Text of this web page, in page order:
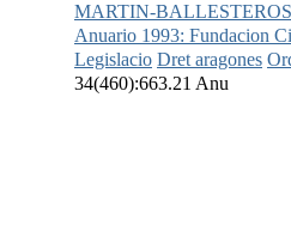
MARTIN-
Anuario 1993: Fundacion
Legislacio Dret aragones
34(460):663.21 Anu